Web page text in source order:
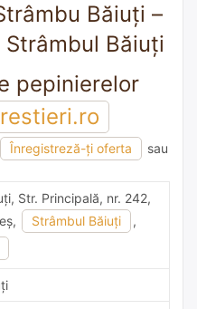
Băiuţi –
Băiuţi
pepinierelor
Înregistreză-ți oferta
sau
Str. Principală, nr. 242,
Strâmbul Băiuţi
,